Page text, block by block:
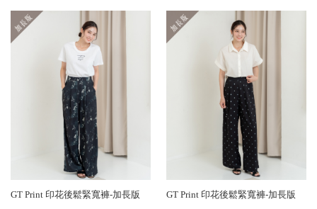
GT Print 印花後鬆緊寬褲-加長版 GT Print 印花後鬆緊寬褲-加長版